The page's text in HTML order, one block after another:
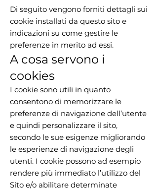
Di seguito vengono forniti dettagli sui
cookie installati da questo sito e
indicazioni su come gestire le
preferenze in merito ad essi.
A cosa servono i
cookies
I cookie sono utili in quanto
consentono di memorizzare le
preferenze di navigazione dell’utente
e quindi personalizzare il sito,
secondo le sue esigenze migliorando
le esperienze di navigazione degli
utenti. I cookie possono ad esempio
rendere più immediato l’utilizzo del
Sito e/o abilitare determinate